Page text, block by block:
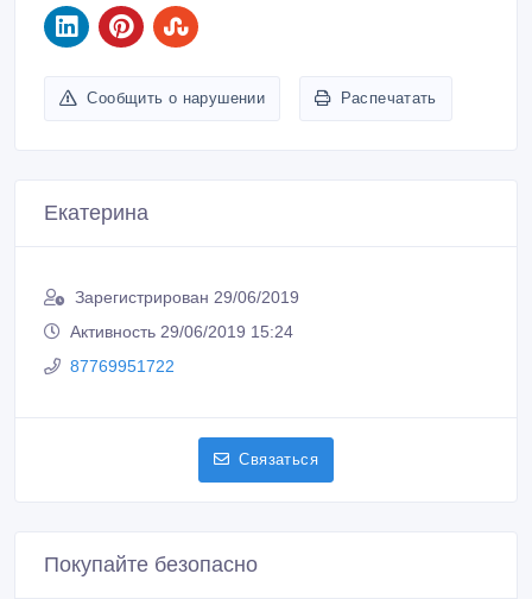
Сообщить о нарушении Распечатать
Екатерина
Зарегистрирован 29/06/2019
Активность 29/06/2019 15:24
87769951722
Связаться
Покупайте безопасно